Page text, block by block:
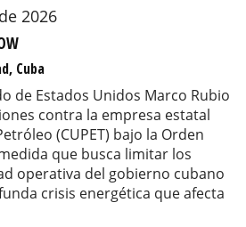
2026
Cuba
de Estados Unidos Marco Rubio
contra la empresa estatal
(CUPET) bajo la Orden
que busca limitar los
operativa del gobierno cubano
crisis energética que afecta